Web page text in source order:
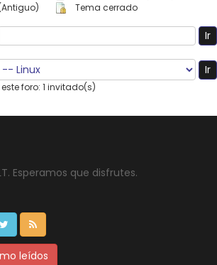
Tema cerrado
foro: 1 invitado(s)
Esperamos que disfrutes.
leídos